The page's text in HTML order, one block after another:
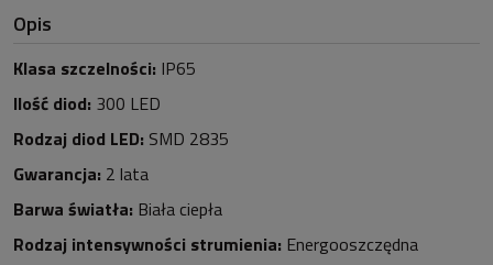
Opis
Klasa szczelności: IP65
Ilość diod: 300 LED
Rodzaj diod LED: SMD 2835
Gwarancja: 2 lata
Barwa światła: Biała ciepła
Rodzaj intensywności strumienia: Energooszczędna